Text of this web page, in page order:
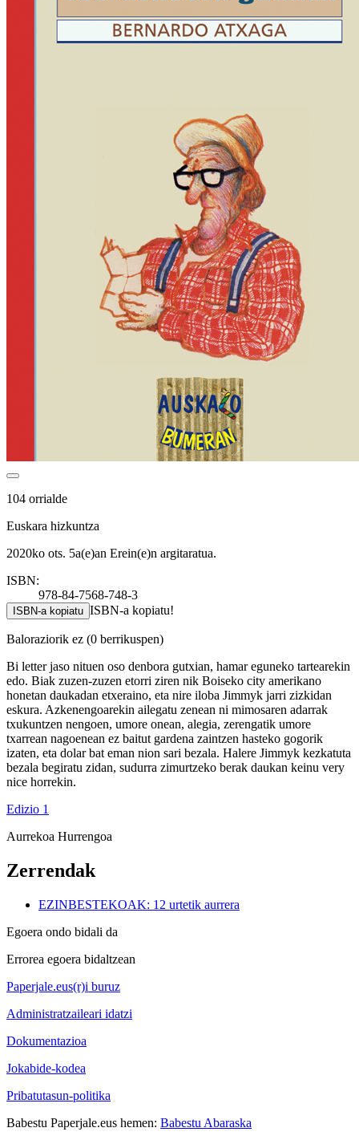
104 orrialde
Euskara hizkuntza
2020ko ots. 5a(e)an Erein(e)n argitaratua.
ISBN:
978-84-7568-748-3
ISBN-a kopiatu ISBN-a kopiatu!
Baloraziorik ez (0 berrikuspen)
Bi letter jaso nituen oso denbora gutxian, hamar eguneko tartearekin
edo. Biak zuzen-zuzen etorri ziren nik Boiseko city amerikano
honetan daukadan etxeraino, eta nire iloba Jimmyk jarri zizkidan
eskura. Azkenengoarekin ailegatu zenean ni mimosaren adarrak
txukuntzen nengoen, umore onean, alegia, zerengatik umore
txarrean nagoenean ez baitut gardena zaintzen hasteko gogorik
izaten, eta dolar bat eman nion sari bezala. Halere Jimmyk kezkatuta
bezala begiratu zidan, sudurra zimurtzeko berak daukan keinu very
nice horrekin.
Edizio 1
Aurrekoa Hurrengoa
Zerrendak
EZINBESTEKOAK: 12 urtetik aurrera
Egoera ondo bidali da
Errorea egoera bidaltzean
Paperjale.eus(r)i buruz
Administratzaileari idatzi
Dokumentazioa
Jokabide-kodea
Pribatutasun-politika
Babestu Paperjale.eus hemen: Babestu Abaraska